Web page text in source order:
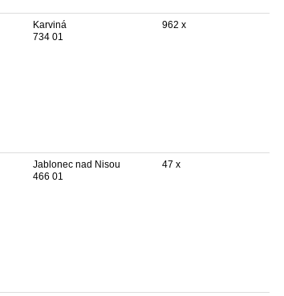
Karviná
734 01
962 x
Jablonec nad Nisou
466 01
47 x